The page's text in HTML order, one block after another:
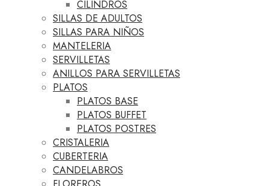
CILINDROS
SILLAS DE ADULTOS
SILLAS PARA NIÑOS
MANTELERIA
SERVILLETAS
ANILLOS PARA SERVILLETAS
PLATOS
PLATOS BASE
PLATOS BUFFET
PLATOS POSTRES
CRISTALERIA
CUBERTERIA
CANDELABROS